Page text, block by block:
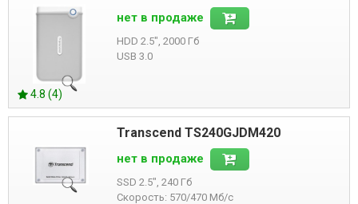
нет в продаже
4.8 (4)
HDD 2.5", 2000 Гб
USB 3.0
Transcend TS240GJDM420
нет в продаже
SSD 2.5", 240 Гб
Скорость: 570/470 Мб/с